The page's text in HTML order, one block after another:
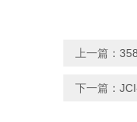
上一篇：
下一篇：